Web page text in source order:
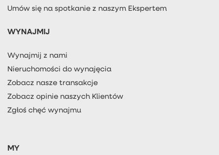
Umów się na spotkanie z naszym Ekspertem
WYNAJMIJ
Wynajmij z nami
Nieruchomości do wynajęcia
Zobacz nasze transakcje
Zobacz opinie naszych Klientów
Zgłoś chęć wynajmu
MY